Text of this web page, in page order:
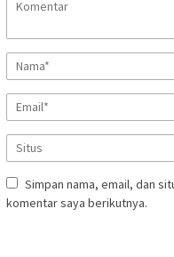
Simpan nama, email, dan
komentar saya berikutnya.